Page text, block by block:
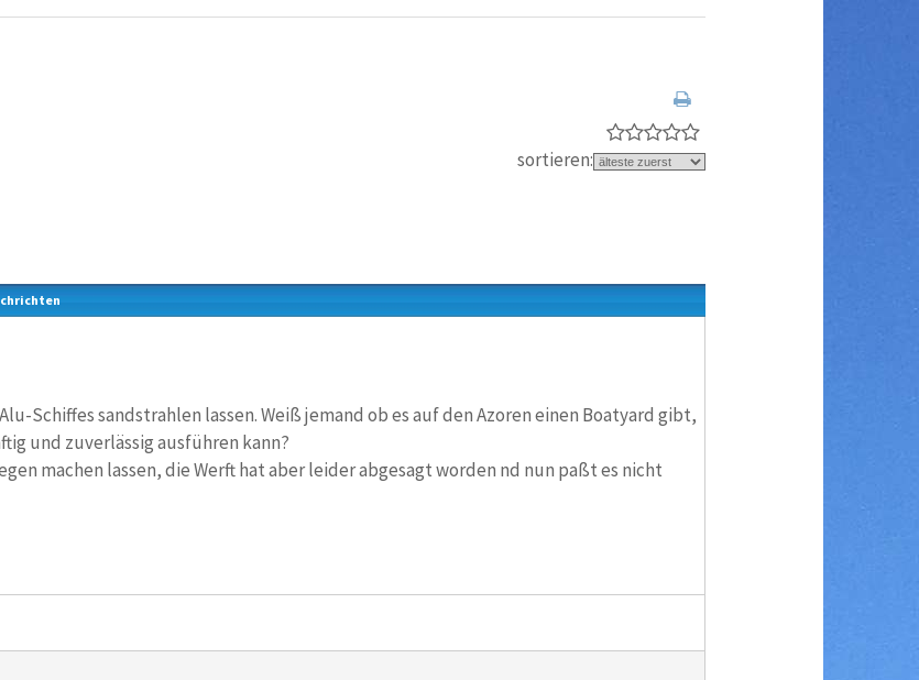
sortieren:
Schiffes sandstrahlen lassen. Weiß jemand ob es auf den Azoren einen Boatyard gibt,
und zuverlässig ausführen kann?
machen lassen, die Werft hat aber leider abgesagt worden nd nun paßt es nicht